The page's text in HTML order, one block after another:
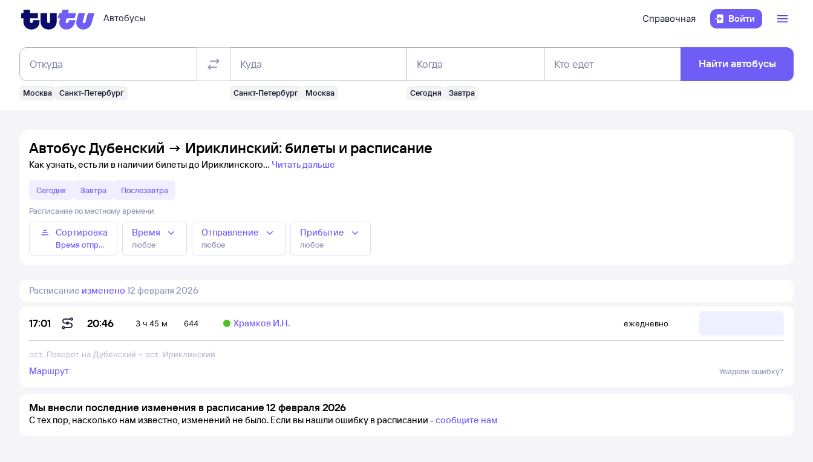
Автобусы Справочная Войти
Откуда
Москва Санкт-Петербург
Куда
Санкт-Петербург Москва
Когда
Сегодня Завтра
Кто едет Найти автобусы
Автобус Дубенский → Ириклинский: билеты и расписание
Как узнать, есть ли в наличии билеты до Ириклинского Читать дальше
Сегодня Завтра Послезавтра
Расписание по местному времени
Сортировка
Время отправления
Время
любое
Отправление
любое
Прибытие
любое
Расписание изменено 12 февраля 2026
17:01 20:46 3 ч 45 м 644 Храмков И.Н. ежедневно
ост. Поворот на Дубенский – ост. Ириклинский
Маршрут Увидели ошибку?
Мы внесли последние изменения в расписание 12 февраля 2026
С тех пор, насколько нам известно, изменений не было. Если вы нашли ошибку в расписании -сообщите нам